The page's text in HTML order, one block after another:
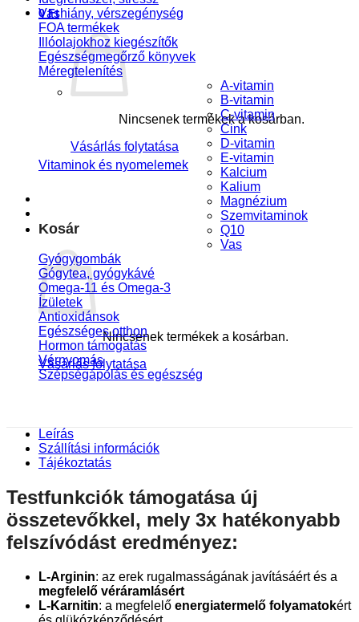
0Ft
Nincsenek termékek a kosárban.
Vásárlás folytatása
Kosár
Nincsenek termékek a kosárban.
Vásárlás folytatása
Vashiány, vérszegénység
FOA termékek
Illóolajokhoz kiegészítők
Egészségmegőrző könyvek
Méregtelenítés
Vitaminok és nyomelemek
A-vitamin
B-vitamin
C-vitamin
Cink
D-vitamin
E-vitamin
Kalcium
Kalium
Magnézium
Szemvitaminok
Q10
Vas
Gyógygombák
Gógytea, gyógykávé
Omega-11 és Omega-3
Ízületek
Antioxidánsok
Egészséges otthon
Hormon támogatás
Vérnyomás
Szépségápolás és egészség
Leírás
Szállítási információk
Tájékoztatás
Testfunkciók támogatása új
összetevőkkel, mely 3x hatékonyabb
felszívódást eredményez:
L-Arginin: az erek rugalmasságának javításáért és a
megfelelő véráramlásért
L-Karnitin: a megfelelő energiatermelő folyamatokért